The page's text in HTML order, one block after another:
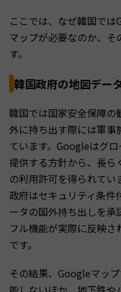
ここでは、なぜ韓国で
マップが必要なのか、そ
す。
韓国政府の地図デー
韓国では国家安全保障の
外に持ち出す際には軍
ています。Googleはグ
提供する方針から、長ら
の利用許可を得られて
政府はセキュリティ条
ータの国外持ち出しを
フル機能が実際に反映
です。
その結果、Googleマッ